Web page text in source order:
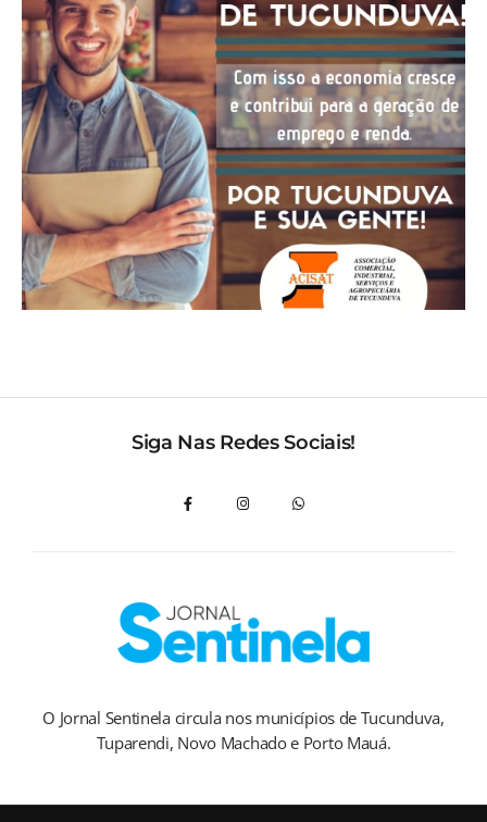
Siga Nas Redes Sociais!
O Jornal Sentinela circula nos municípios de Tucunduva,
Tuparendi, Novo Machado e Porto Mauá.